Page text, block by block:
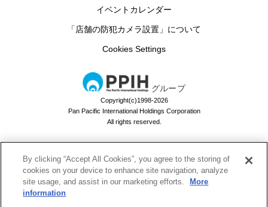
イベントカレンダー
「店舗の防犯カメラ設置」について
Cookies Settings
グループ
Copyright(c)1998-2026
Pan Pacific International Holdings Corporation
All rights reserved.
By clicking “Accept All Cookies”, you agree to the storing of
cookies on your device to enhance site navigation, analyze
site usage, and assist in our marketing efforts.
More
information
ドン・キホーテのお買い物アプリ
ドンキでお買い物するなら必須！